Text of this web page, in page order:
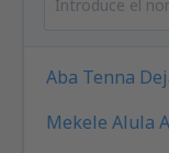
Aba Tenna
Mekele Alula